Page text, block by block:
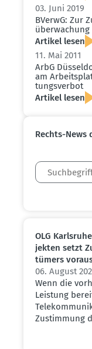
03. Juni 2019
BVerwG: Zur
über­wa­chung
Artikel lesen
11. Mai 2011
ArbG
am
tungs­verbot
Artikel lesen
Rechts-News
OLG
jekten setzt
tümers
06. August
Wenn die
Leistung
Zustimmung